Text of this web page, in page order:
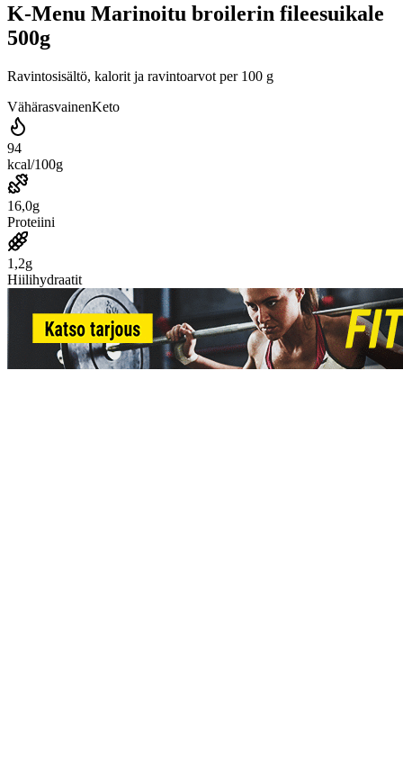
K-Menu Marinoitu broilerin fileesuikale
500g
Ravintosisältö, kalorit ja ravintoarvot per 100 g
VähärasvainenKeto
94
kcal/100g
16,0g
Proteiini
1,2g
Hiilihydraatit